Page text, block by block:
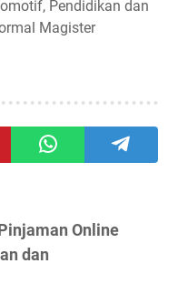
Pendidikan dan
Magister
Online
dan